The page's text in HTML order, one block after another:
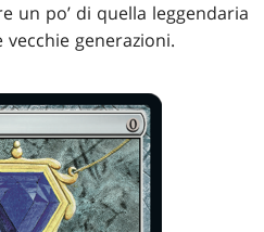
un po’ di quella leggendaria
generazioni.